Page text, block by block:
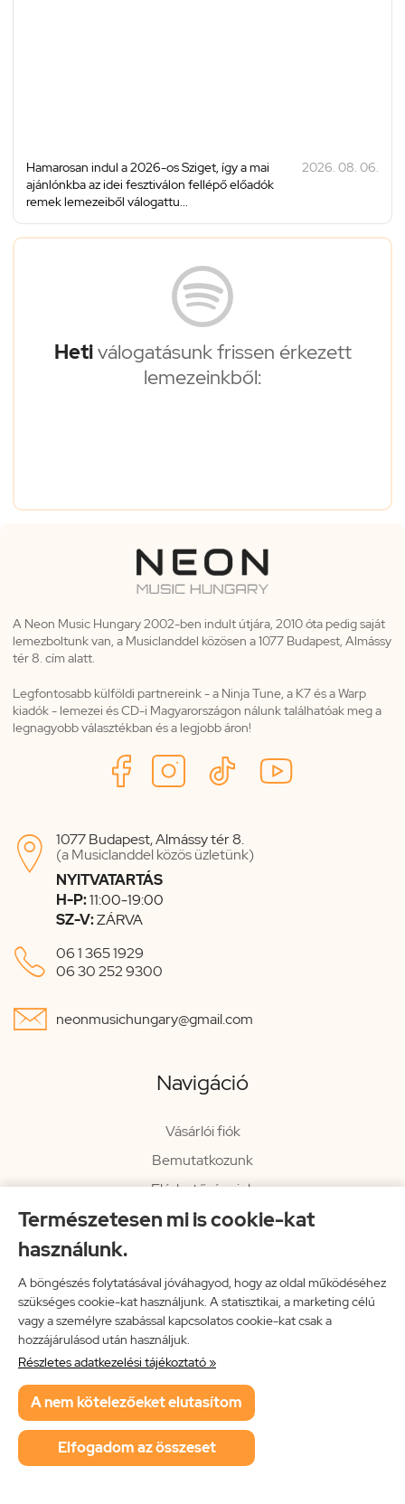
Természetesen mi is cookie-kat
használunk.
A böngészés folytatásával jóváhagyod, hogy az oldal működéséhez
szükséges cookie-kat használjunk. A statisztikai, a marketing célú
vagy a személyre szabással kapcsolatos cookie-kat csak a
hozzájárulásod után használjuk.
Részletes adatkezelési tájékoztató »
A nem kötelezőeket elutasítom
Elfogadom az összeset
Hamarosan indul a 2026-os Sziget, így a mai
ajánlónkba az idei fesztiválon fellépő előadók
remek lemezeiből válogattu...
2026. 08. 06.
Hetiválogatásunk frissen érkezett
lemezeinkből:
A Neon Music Hungary 2002-ben indult útjára, 2010 óta pedig saját
lemezboltunk van, a Musiclanddel közösen a 1077 Budapest, Almássy
tér 8. cím alatt.
Legfontosabb külföldi partnereink - a Ninja Tune, a K7 és a Warp
kiadók - lemezei és CD-i Magyarországon nálunk találhatóak meg a
legnagyobb választékban és a legjobb áron!

1077 Budapest, Almássy tér 8.
(a Musiclanddel közös üzletünk)
NYITVATARTÁS
H-P:11:00-19:00
SZ-V:ZÁRVA
 06 1 365 1929
06 30 252 9300
 neonmusichungary@gmail.com
Navigáció
Vásárlói fiók
Bemutatkozunk
Elérhetőségeink
Hírlevél
Impresszum
Vissza a főoldalra
Neon Music Hungary Bt.
ÁSZF
Adatkezelési tájékoztató